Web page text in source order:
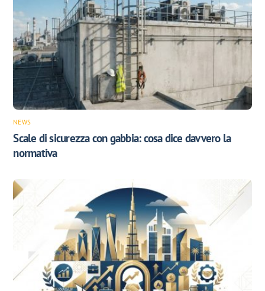
NEWS
Scale di sicurezza con gabbia: cosa dice davvero la
normativa